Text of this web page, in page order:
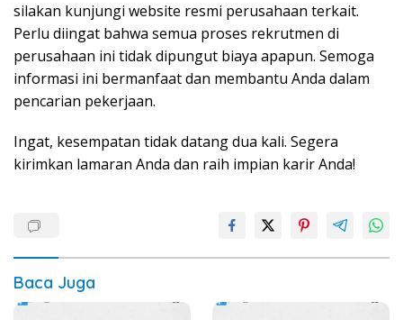
silakan kunjungi website resmi perusahaan terkait.
Perlu diingat bahwa semua proses rekrutmen di
perusahaan ini tidak dipungut biaya apapun. Semoga
informasi ini bermanfaat dan membantu Anda dalam
pencarian pekerjaan.
Ingat, kesempatan tidak datang dua kali. Segera
kirimkan lamaran Anda dan raih impian karir Anda!
Baca Juga